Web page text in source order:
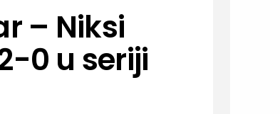
– Niksi
0 u seriji